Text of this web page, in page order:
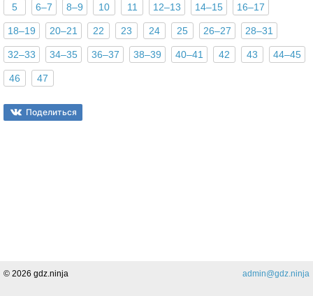
5 6–7 8–9 10 11 12–13 14–15 16–17
18–19 20–21 22 23 24 25 26–27 28–31
32–33 34–35 36–37 38–39 40–41 42 43 44–45
46 47
Поделиться
© 2026 gdz.ninja admin@gdz.ninja